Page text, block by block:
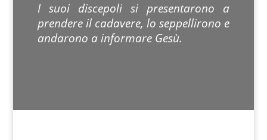
I suoi discepoli si presentarono a
prendere il cadavere, lo seppellirono e
andarono a informare Gesù.